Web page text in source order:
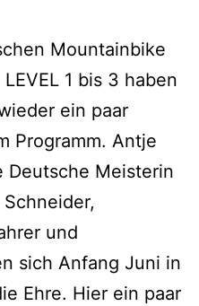
Mountainbike
1 bis 3 haben
ein paar
Programm. Antje
Deutsche Meisterin
und
sich Anfang Juni in
Ehre. Hier ein paar